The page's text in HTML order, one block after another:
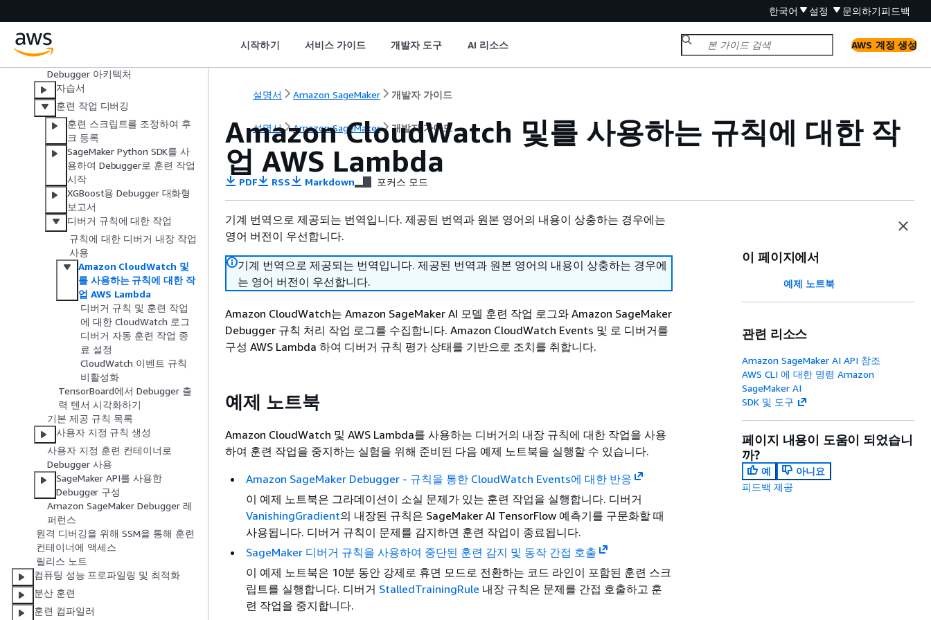
한국어 설정 문의하기피드백
시작하기 서비스 가이드 개발자 도구 AI 리소스 AWS 계정 생성
SageMaker AI의 TensorBoard
SageMaker Debugger
Debugger 아키텍처
자습서
훈련 작업 디버깅
훈련 스크립트를 조정하여 후
크 등록
SageMaker Python SDK를 사
용하여 Debugger로 훈련 작업
시작
XGBoost용 Debugger 대화형
보고서
디버거 규칙에 대한 작업
규칙에 대한 디버거 내장 작업
사용
Amazon CloudWatch 및
를 사용하는 규칙에 대한 작
업 AWS Lambda
디버거 규칙 및 훈련 작업
에 대한 CloudWatch 로그
디버거 자동 훈련 작업 종
료 설정
CloudWatch 이벤트 규칙
비활성화
TensorBoard에서 Debugger 출
력 텐서 시각화하기
기본 제공 규칙 목록
사용자 지정 규칙 생성
사용자 지정 훈련 컨테이너로
Debugger 사용
SageMaker API를 사용한
Debugger 구성
Amazon SageMaker Debugger 레
퍼런스
원격 디버깅을 위해 SSM을 통해 훈련
컨테이너에 액세스
릴리스 노트
컴퓨팅 성능 프로파일링 및 최적화
분산 훈련
훈련 컴파일러
설명서 Amazon SageMaker 개발자 가이드
설명서 Amazon SageMaker 개발자 가이드
Amazon CloudWatch 및를 사용하는 규칙에 대한 작
업 AWS Lambda
PDF RSS Markdown 포커스 모드
기계 번역으로 제공되는 번역입니다. 제공된 번역과 원본 영어의 내용이 상충하는 경우에는
영어 버전이 우선합니다.
기계 번역으로 제공되는 번역입니다. 제공된 번역과 원본 영어의 내용이 상충하는 경우에
는 영어 버전이 우선합니다.
Amazon CloudWatch는 Amazon SageMaker AI 모델 훈련 작업 로그와 Amazon SageMaker
Debugger 규칙 처리 작업 로그를 수집합니다. Amazon CloudWatch Events 및 로 디버거를
구성 AWS Lambda 하여 디버거 규칙 평가 상태를 기반으로 조치를 취합니다.
예제 노트북
Amazon CloudWatch 및 AWS Lambda를 사용하는 디버거의 내장 규칙에 대한 작업을 사용
하여 훈련 작업을 중지하는 실험을 위해 준비된 다음 예제 노트북을 실행할 수 있습니다.
Amazon SageMaker Debugger - 규칙을 통한 CloudWatch Events에 대한 반응
이 예제 노트북은 그라데이션이 소실 문제가 있는 훈련 작업을 실행합니다. 디버거
VanishingGradient의 내장된 규칙은 SageMaker AI TensorFlow 예측기를 구문화할 때
사용됩니다. 디버거 규칙이 문제를 감지하면 훈련 작업이 종료됩니다.
SageMaker 디버거 규칙을 사용하여 중단된 훈련 감지 및 동작 간접 호출
이 예제 노트북은 10분 동안 강제로 휴면 모드로 전환하는 코드 라인이 포함된 훈련 스크
립트를 실행합니다. 디버거 StalledTrainingRule 내장 규칙은 문제를 간접 호출하고 훈
련 작업을 중지합니다.
이 페이지에서
예제 노트북
관련 리소스
Amazon SageMaker AI API 참조
AWS CLI 에 대한 명령 Amazon
SageMaker AI
SDK 및 도구
페이지 내용이 도움이 되었습니
까?
예
아니요
피드백 제공